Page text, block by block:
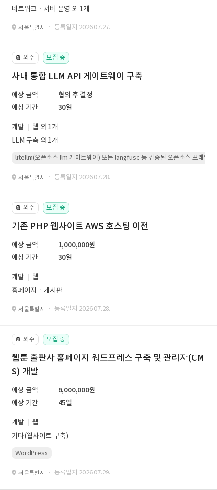
네트워크ㆍ서버 운영 외 1개
서울특별시 · 등록일자 2026.07.27.
📔 외주 모집 중
사내 통합 LLM API 게이트웨이 구축
예상 금액
협의 후 결정
예상 기간
30일
개발
웹 외 1개
LLM 구축 외 1개
litellm(오픈소스 llm 게이트웨이) 또는 langfuse 등 검증된 오픈소스 프레임워
서울특별시 · 등록일자 2026.07.28.
📔 외주 모집 중
기존 PHP 웹사이트 AWS 호스팅 이전
예상 금액
1,000,000원
예상 기간
30일
개발
웹
홈페이지ㆍ게시판
서울특별시 · 등록일자 2026.07.28.
📔 외주 모집 중
웹툰 출판사 홈페이지 워드프레스 구축 및 관리자(CM
S) 개발
예상 금액
6,000,000원
예상 기간
45일
개발
웹
기타(웹사이트 구축)
WordPress
서울특별시 · 등록일자 2026.07.29.